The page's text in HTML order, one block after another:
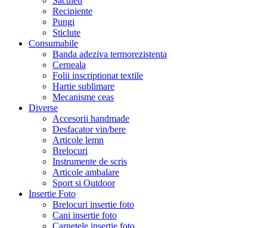
Recipiente
Pungi
Sticlute
Consumabile
Banda adeziva termorezistenta
Cerneala
Folii inscriptionat textile
Hartie sublimare
Mecanisme ceas
Diverse
Accesorii handmade
Desfacator vin/bere
Articole lemn
Brelocuri
Instrumente de scris
Articole ambalare
Sport si Outdoor
Insertie Foto
Brelocuri insertie foto
Cani insertie foto
Carnetele insertie foto